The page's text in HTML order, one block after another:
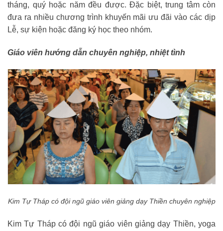
tháng, quý hoặc năm đều được. Đặc biệt, trung tâm còn
đưa ra nhiều chương trình khuyến mãi ưu đãi vào các dịp
Lễ, sự kiện hoặc đăng ký học theo nhóm.
Giáo viên hướng dẫn chuyên nghiệp, nhiệt tình
Kim Tự Tháp có đội ngũ giáo viên giảng dạy Thiền chuyên nghiệp
Kim Tự Tháp có đội ngũ giáo viên giảng dạy Thiền, yoga